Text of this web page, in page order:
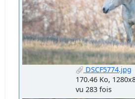
DSCF5774.jpg
170.46 Ko,
vu 283 fois